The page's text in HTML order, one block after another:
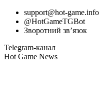
support@hot-game.info
@HotGameTGBot
Зворотний зв’язок
Telegram-канал
Hot Game News